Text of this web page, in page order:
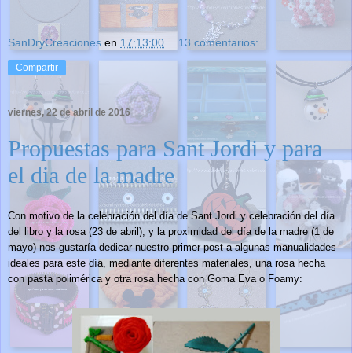
SanDryCreaciones en 17:13:00 13 comentarios:
Compartir
viernes, 22 de abril de 2016
Propuestas para Sant Jordi y para
el dia de la madre
Con motivo de la celebración del día de Sant Jordi y celebración del día
del libro y la rosa (23 de abril), y la proximidad del día de la madre (1 de
mayo) nos gustaría dedicar nuestro primer post a algunas manualidades
ideales para este día, mediante diferentes materiales, una rosa hecha
con pasta polimérica y otra rosa hecha con Goma Eva o Foamy: